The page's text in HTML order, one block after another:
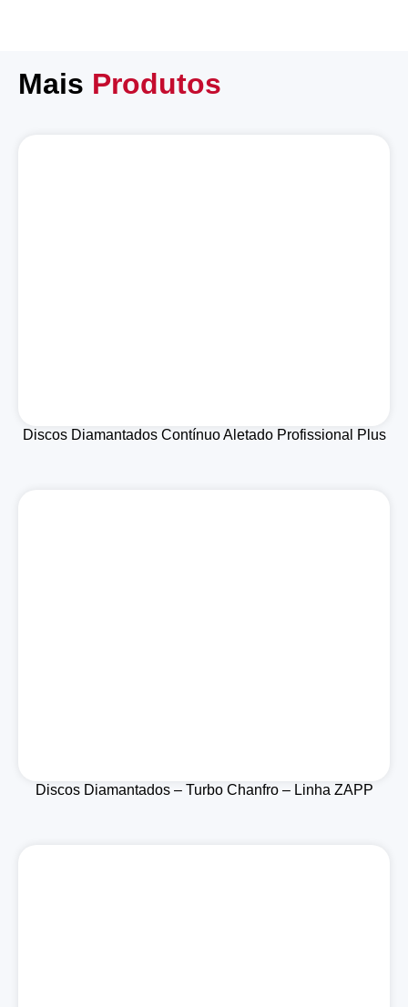
Mais Produtos
Discos Diamantados Contínuo Aletado Profissional Plus
Discos Diamantados – Turbo Chanfro – Linha ZAPP